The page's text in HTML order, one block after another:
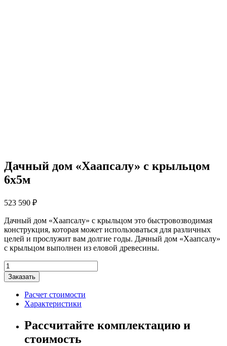
Дачный дом «Хаапсалу» с крыльцом
6х5м
523 590 ₽
Дачный дом «Хаапсалу» с крыльцом это быстровозводимая
конструкция, которая может использоваться для различных
целей и прослужит вам долгие годы. Дачный дом «Хаапсалу»
с крыльцом выполнен из еловой древесины.
Количество
товара
Дачный
дом
"Хаапсалу"
крыльцом
6х5м
Заказать
Расчет стоимости
Характеристики
Рассчитайте комплектацию и
стоимость